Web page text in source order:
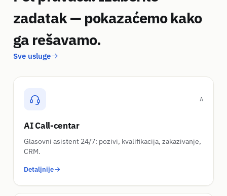
zadatak — pokazaćemo kako
ga rešavamo.
Sve usluge
A
AI Call-centar
Glasovni asistent 24/7: pozivi, kvalifikacija, zakazivanje,
CRM.
Detaljnije